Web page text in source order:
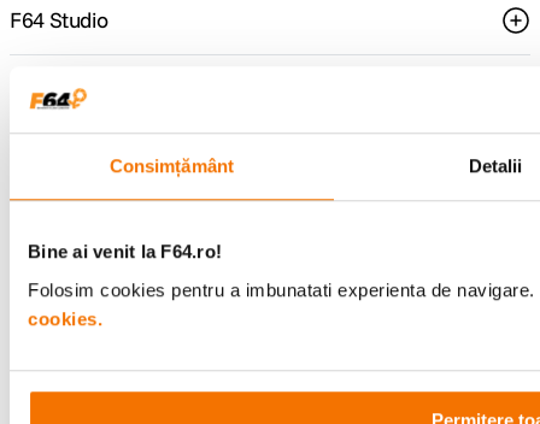
Consimțământ Detalii
Bine ai venit la F64.ro!
Folosim cookies pentru a imbunatati experienta de
cookies.
Permitere
F64 Studio